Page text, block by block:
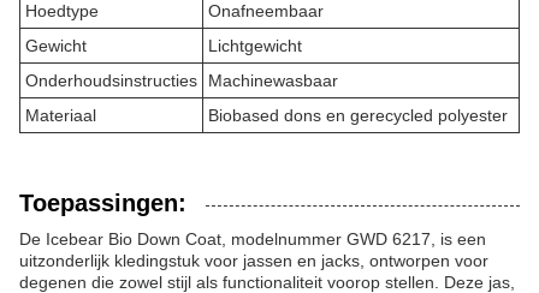
Hoedtype
Onafneembaar
Gewicht
Lichtgewicht
Onderhoudsinstructies
Machinewasbaar
Materiaal
Biobased dons en gerecycled polyester
Toepassingen:
De Icebear Bio Down Coat, modelnummer GWD 6217, is een
uitzonderlijk kledingstuk voor jassen en jacks, ontworpen voor
degenen die zowel stijl als functionaliteit voorop stellen. Deze jas,